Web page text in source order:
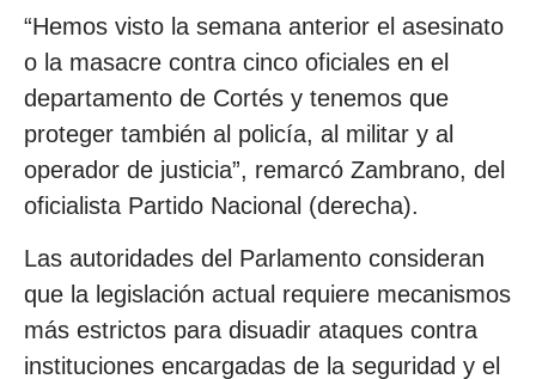
“Hemos visto la semana anterior el asesinato
o la masacre contra cinco oficiales en el
departamento de Cortés y tenemos que
proteger también al policía, al militar y al
operador de justicia”, remarcó Zambrano, del
oficialista Partido Nacional (derecha).
Las autoridades del Parlamento consideran
que la legislación actual requiere mecanismos
más estrictos para disuadir ataques contra
instituciones encargadas de la seguridad y el